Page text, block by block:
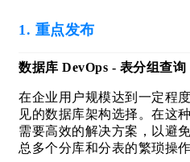
据
复
数
迁
移
数
据
1. 重点发布
数据库 DevOps - 表分组查询
在企业用户规模达到一定程
见的数据库架构选择。在这
需要高效的解决方案，以避
总多个分库和分表的繁琐操作